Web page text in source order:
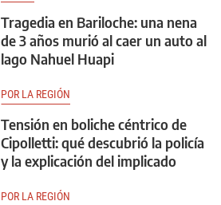
Tragedia en Bariloche: una nena
de 3 años murió al caer un auto al
lago Nahuel Huapi
POR LA REGIÓN
Tensión en boliche céntrico de
Cipolletti: qué descubrió la policía
y la explicación del implicado
POR LA REGIÓN